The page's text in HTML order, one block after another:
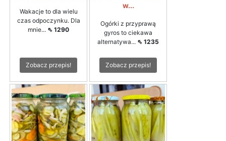
Wakacje to dla wielu
czas odpoczynku. Dla
mnie... ⇖ 1290
Zobacz przepis!
w...
Ogórki z przyprawą
gyros to ciekawa
alternatywa... ⇖ 1235
Zobacz przepis!